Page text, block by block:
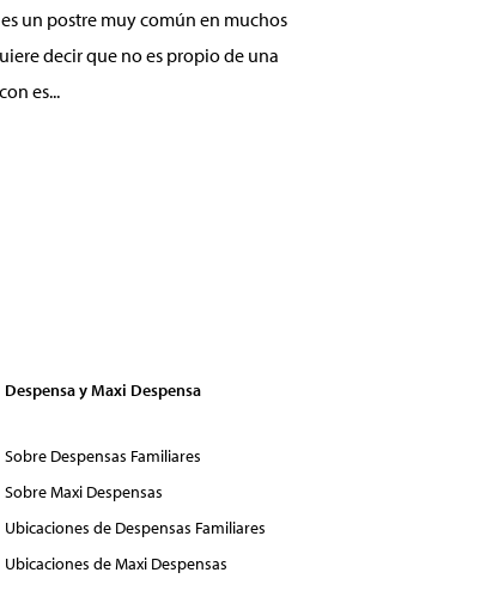
un postre muy común en muchos
decir que no es propio de una
es...
Despensa y Maxi Despensa
Sobre Despensas Familiares
Sobre Maxi Despensas
Ubicaciones de Despensas Familiares
Ubicaciones de Maxi Despensas